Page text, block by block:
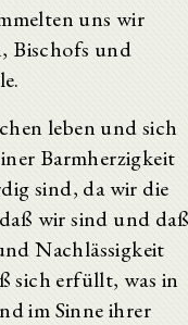
uns wir
Bischofs und
leben und sich
Barmherzigkeit
sind, da wir die
wir sind und
Nachlässigkeit
sich erfüllt, was in
im Sinne ihrer